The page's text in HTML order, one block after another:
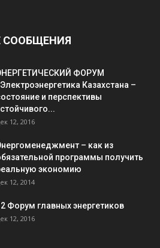
СООБЩЕНИЯ
ФОРУМ
Казахстана –
и перспективы
12, 2016
– как из
программы получить
экономию
12, 2014
Форум главных энергетиков
12, 2016